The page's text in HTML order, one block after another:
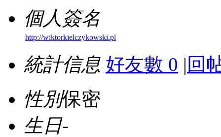
個人簽名
http://wiktorkielczykowski.pl
統計信息 好友數 0 | 回
性別保密
生日-